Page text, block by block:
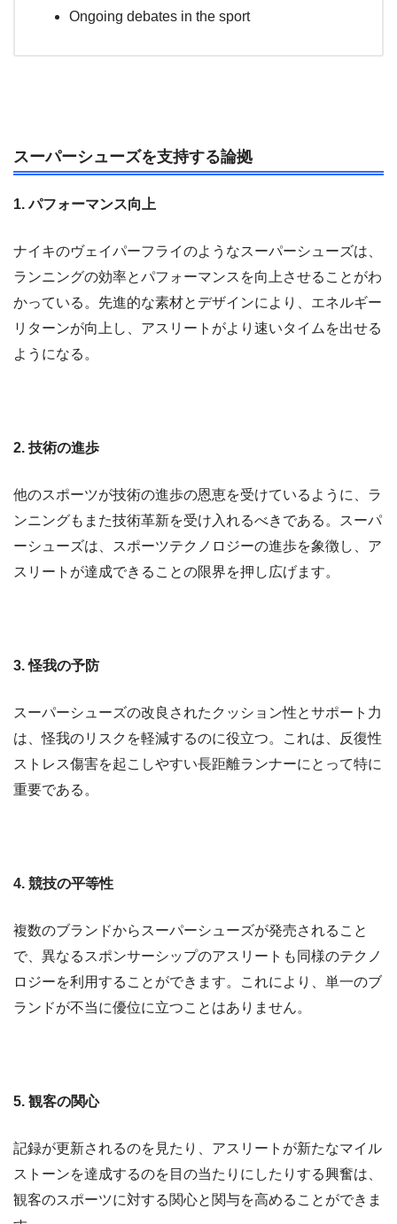
Ongoing debates in the sport
スーパーシューズを支持する論拠
1. パフォーマンス向上
ナイキのヴェイパーフライのようなスーパーシューズは、
ランニングの効率とパフォーマンスを向上させることがわ
かっている。先進的な素材とデザインにより、エネルギー
リターンが向上し、アスリートがより速いタイムを出せる
ようになる。
2. 技術の進歩
他のスポーツが技術の進歩の恩恵を受けているように、ラ
ンニングもまた技術革新を受け入れるべきである。スーパ
ーシューズは、スポーツテクノロジーの進歩を象徴し、ア
スリートが達成できることの限界を押し広げます。
3. 怪我の予防
スーパーシューズの改良されたクッション性とサポート力
は、怪我のリスクを軽減するのに役立つ。これは、反復性
ストレス傷害を起こしやすい長距離ランナーにとって特に
重要である。
4. 競技の平等性
複数のブランドからスーパーシューズが発売されること
で、異なるスポンサーシップのアスリートも同様のテクノ
ロジーを利用することができます。これにより、単一のブ
ランドが不当に優位に立つことはありません。
5. 観客の関心
記録が更新されるのを見たり、アスリートが新たなマイル
ストーンを達成するのを目の当たりにしたりする興奮は、
観客のスポーツに対する関心と関与を高めることができま